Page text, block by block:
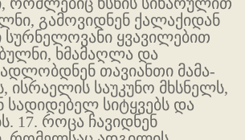
გამოვიდნენ ქალაქიდან
ყვავილებით
ხმამაღლა და
თავიანთი მამა-
ისრაელის საუკუნო მხსნელს,
სადიდებელ სიტყვებს და
17. როცა ჩავიდნენ